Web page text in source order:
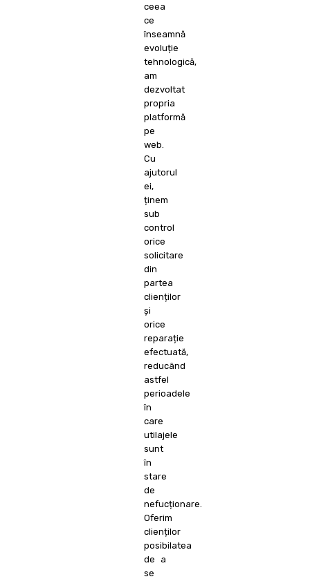
ceea
ce
înseamnă
evoluție
tehnologică,
am
dezvoltat
propria
platformă
pe
web.
Cu
ajutorul
ei,
ținem
sub
control
orice
solicitare
din
partea
clienților
și
orice
reparație
efectuată,
reducând
astfel
perioadele
în
care
utilajele
sunt
în
stare
de
nefucționare.
Oferim
clienților
posibilatea
de a
se